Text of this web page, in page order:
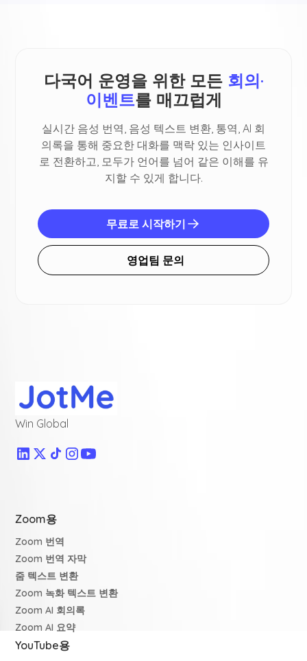
다국어 운영을 위한 모든 회의·
이벤트를 매끄럽게
실시간 음성 번역, 음성 텍스트 변환, 통역, AI 회
의록을 통해 중요한 대화를 맥락 있는 인사이트
로 전환하고, 모두가 언어를 넘어 같은 이해를 유
지할 수 있게 합니다.
무료로 시작하기
영업팀 문의
Win Global
Zoom용
Zoom 번역
Zoom 번역 자막
줌 텍스트 변환
Zoom 녹화 텍스트 변환
Zoom AI 회의록
Zoom AI 요약
YouTube용